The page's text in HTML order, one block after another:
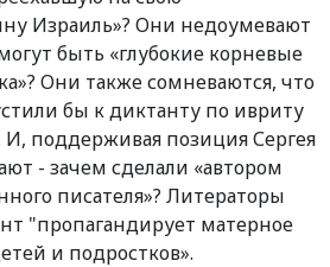
Израиль»? Они недоумевают
быть «глубокие корневые
Они также сомневаются, что
бы к диктанту по ивриту
поддерживая позиция Сергея
- зачем сделали «автором
писателя»? Литераторы
"пропагандирует матерное
и подростков».